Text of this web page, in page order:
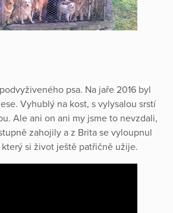
psa. Na jaře 2016 byl
Vyhublý na kost, s vylysalou srstí
Ale ani on ani my jsme to nevzdali,
zahojily a z Brita se vyloupnul
si život ještě patřičně užije.